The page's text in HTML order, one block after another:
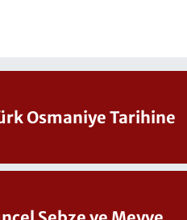
Osmaniye Tarihine